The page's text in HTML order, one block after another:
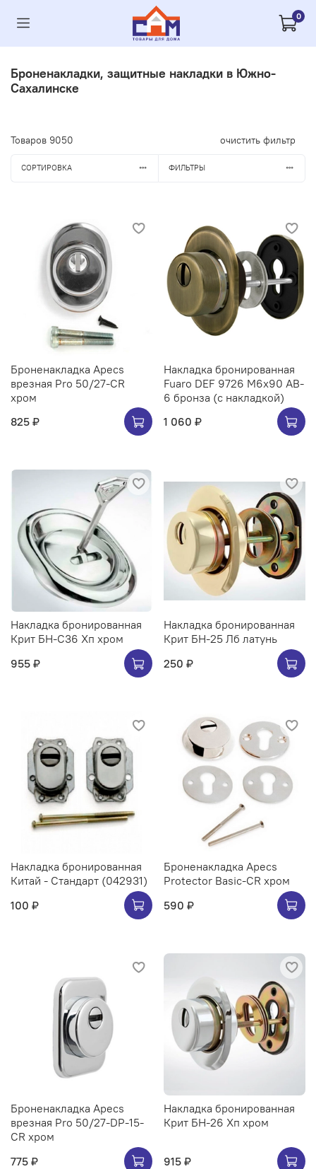
0
Броненакладки, защитные накладки в Южно-
Сахалинске
Товаров 9050 очистить фильтр
СОРТИРОВКА ФИЛЬТРЫ
Броненакладка Apecs
врезная Pro 50/27-CR
хром
825 ₽
Накладка бронированная
Fuaro DEF 9726 M6x90 AB-
6 бронза (с накладкой)
1 060 ₽
Накладка бронированная
Крит БН-С36 Хп хром
955 ₽
Накладка бронированная
Крит БН-25 Лб латунь
250 ₽
Накладка бронированная
Китай - Стандарт (042931)
100 ₽
Броненакладка Apecs
Protector Basic-CR хром
590 ₽
Броненакладка Apecs
врезная Pro 50/27-DP-15-
CR хром
775 ₽
Накладка бронированная
Крит БН-26 Хп хром
915 ₽